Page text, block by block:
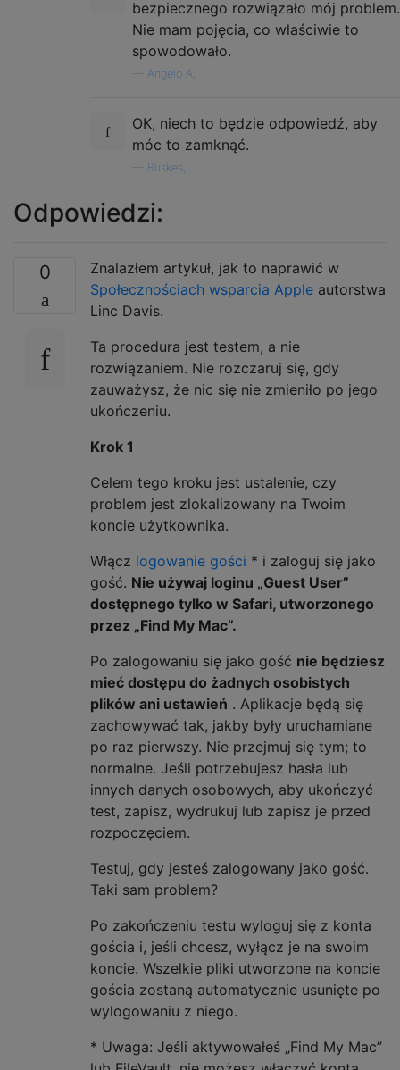
bezpiecznego rozwiązało mój problem.
Nie mam pojęcia, co właściwie to
spowodowało.
Angelo A,
OK, niech to będzie odpowiedź, aby
móc to zamknąć.
Ruskes,
Odpowiedzi:
0
Znalazłem artykuł, jak to naprawić w
Społecznościach wsparcia Apple autorstwa
Linc Davis.
Ta procedura jest testem, a nie
rozwiązaniem. Nie rozczaruj się, gdy
zauważysz, że nic się nie zmieniło po jego
ukończeniu.
Krok 1
Celem tego kroku jest ustalenie, czy
problem jest zlokalizowany na Twoim
koncie użytkownika.
Włącz logowanie gości * i zaloguj się jako
gość. Nie używaj loginu „Guest User”
dostępnego tylko w Safari, utworzonego
przez „Find My Mac”.
Po zalogowaniu się jako gość nie będziesz
mieć dostępu do żadnych osobistych
plików ani ustawień . Aplikacje będą się
zachowywać tak, jakby były uruchamiane
po raz pierwszy. Nie przejmuj się tym; to
normalne. Jeśli potrzebujesz hasła lub
innych danych osobowych, aby ukończyć
test, zapisz, wydrukuj lub zapisz je przed
rozpoczęciem.
Testuj, gdy jesteś zalogowany jako gość.
Taki sam problem?
Po zakończeniu testu wyloguj się z konta
gościa i, jeśli chcesz, wyłącz je na swoim
koncie. Wszelkie pliki utworzone na koncie
gościa zostaną automatycznie usunięte po
wylogowaniu z niego.
* Uwaga: Jeśli aktywowałeś „Find My Mac”